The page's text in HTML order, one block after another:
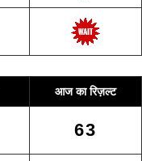
आज का रिज़ल्ट
63